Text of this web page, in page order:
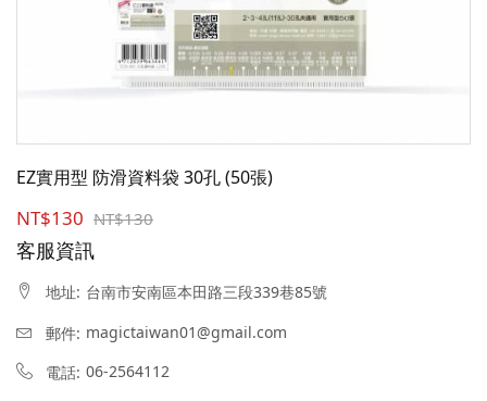
EZ實用型 防滑資料袋 30孔 (50張)
NT$130 NT$130
客服資訊
地址: 台南市安南區本田路三段339巷85號
郵件: magictaiwan01@gmail.com
電話: 06-2564112